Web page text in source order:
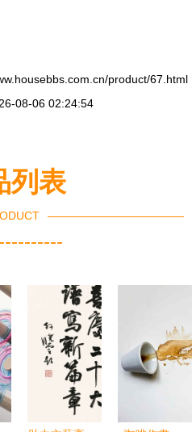
product/67.html
08-06 02:24:54
列表